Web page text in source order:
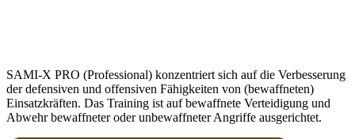
SAMI-X PRO (Professional) konzentriert sich auf die Verbesserung
der defensiven und offensiven Fähigkeiten von (bewaffneten)
Einsatzkräften. Das Training ist auf bewaffnete Verteidigung und
Abwehr bewaffneter oder unbewaffneter Angriffe ausgerichtet.